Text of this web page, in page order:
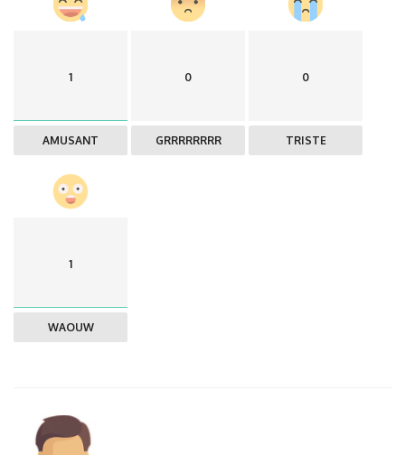
1
AMUSANT
0
GRRRRRRRR
0
TRISTE
1
WAOUW